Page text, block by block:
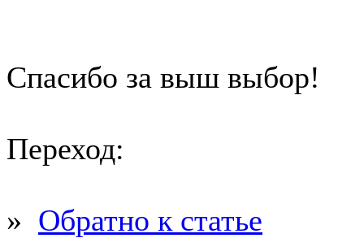
Спасибо за выш выбор!
Переход:
» Обратно к статье